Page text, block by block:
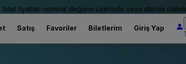
bilet fiyatları nominal değerin üzerinde veya altında
Satış Favoriler Biletlerim Giriş Yap